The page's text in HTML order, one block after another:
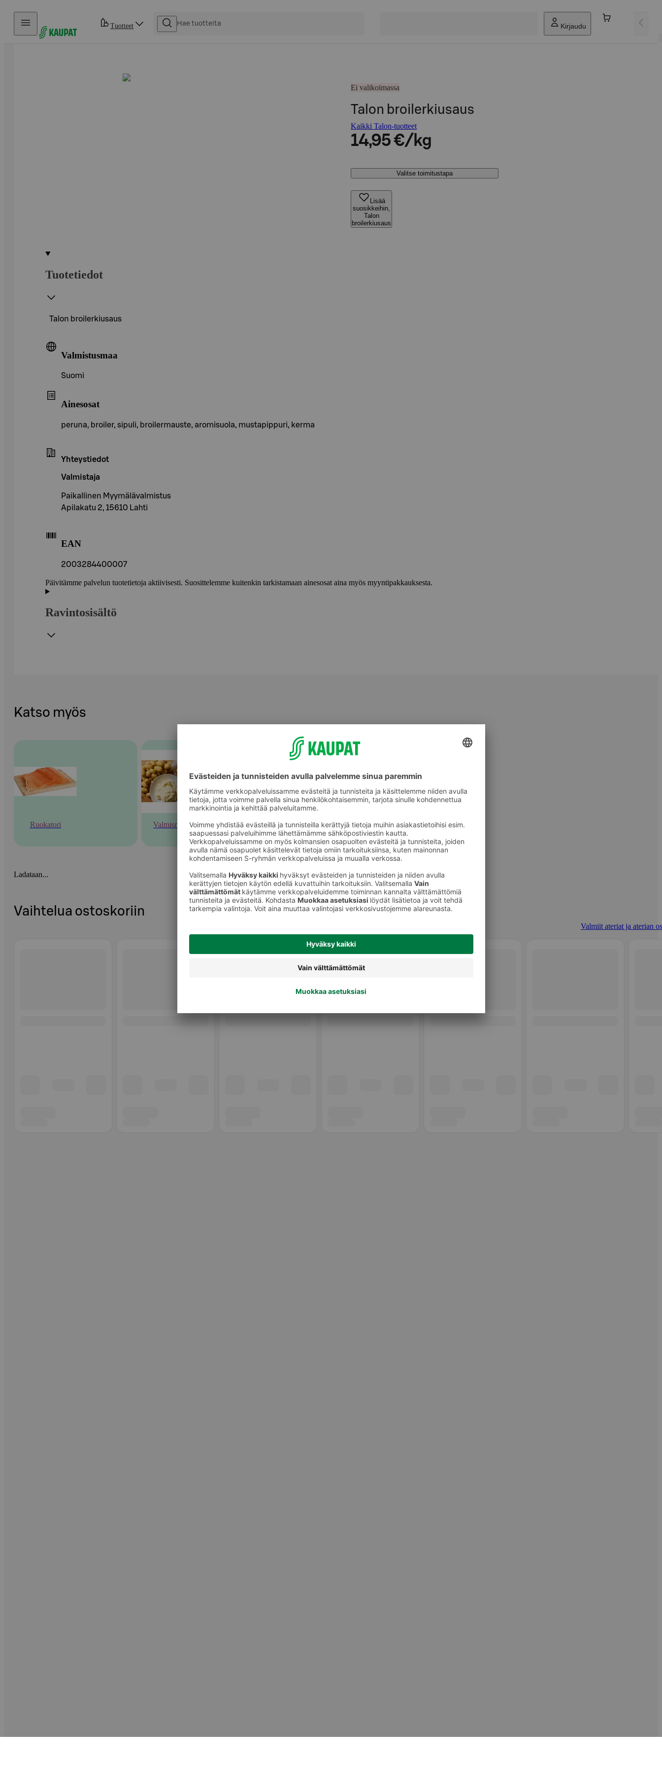
Hyppää sisältöön
Tuotteet Kirjaudu
Ei valikoimassa
Talon broilerkiusaus
Kaikki Talon-tuotteet
14,95 €/kg
Valitse toimitustapa
Lisää
suosikkeihin,
Talon
broilerkiusaus
Tuotetiedot
Talon broilerkiusaus
Valmistusmaa
Suomi
Ainesosat
peruna, broiler, sipuli, broilermauste, aromisuola, mustapippuri, kerma
Yhteystiedot
Valmistaja
Paikallinen Myymälävalmistus
Apilakatu 2, 15610 Lahti
EAN
2003284400007
Päivitämme palvelun tuotetietoja aktiivisesti. Suosittelemme kuitenkin tarkistamaan ainesosat aina myös myyntipakkauksesta.
Ravintosisältö
Katso myös
Ruokatori Valmisruoka Valmiit ateriat ja aterian osat
Ladataan...
Vaihtelua ostoskoriin
Valmiit ateriat ja aterian